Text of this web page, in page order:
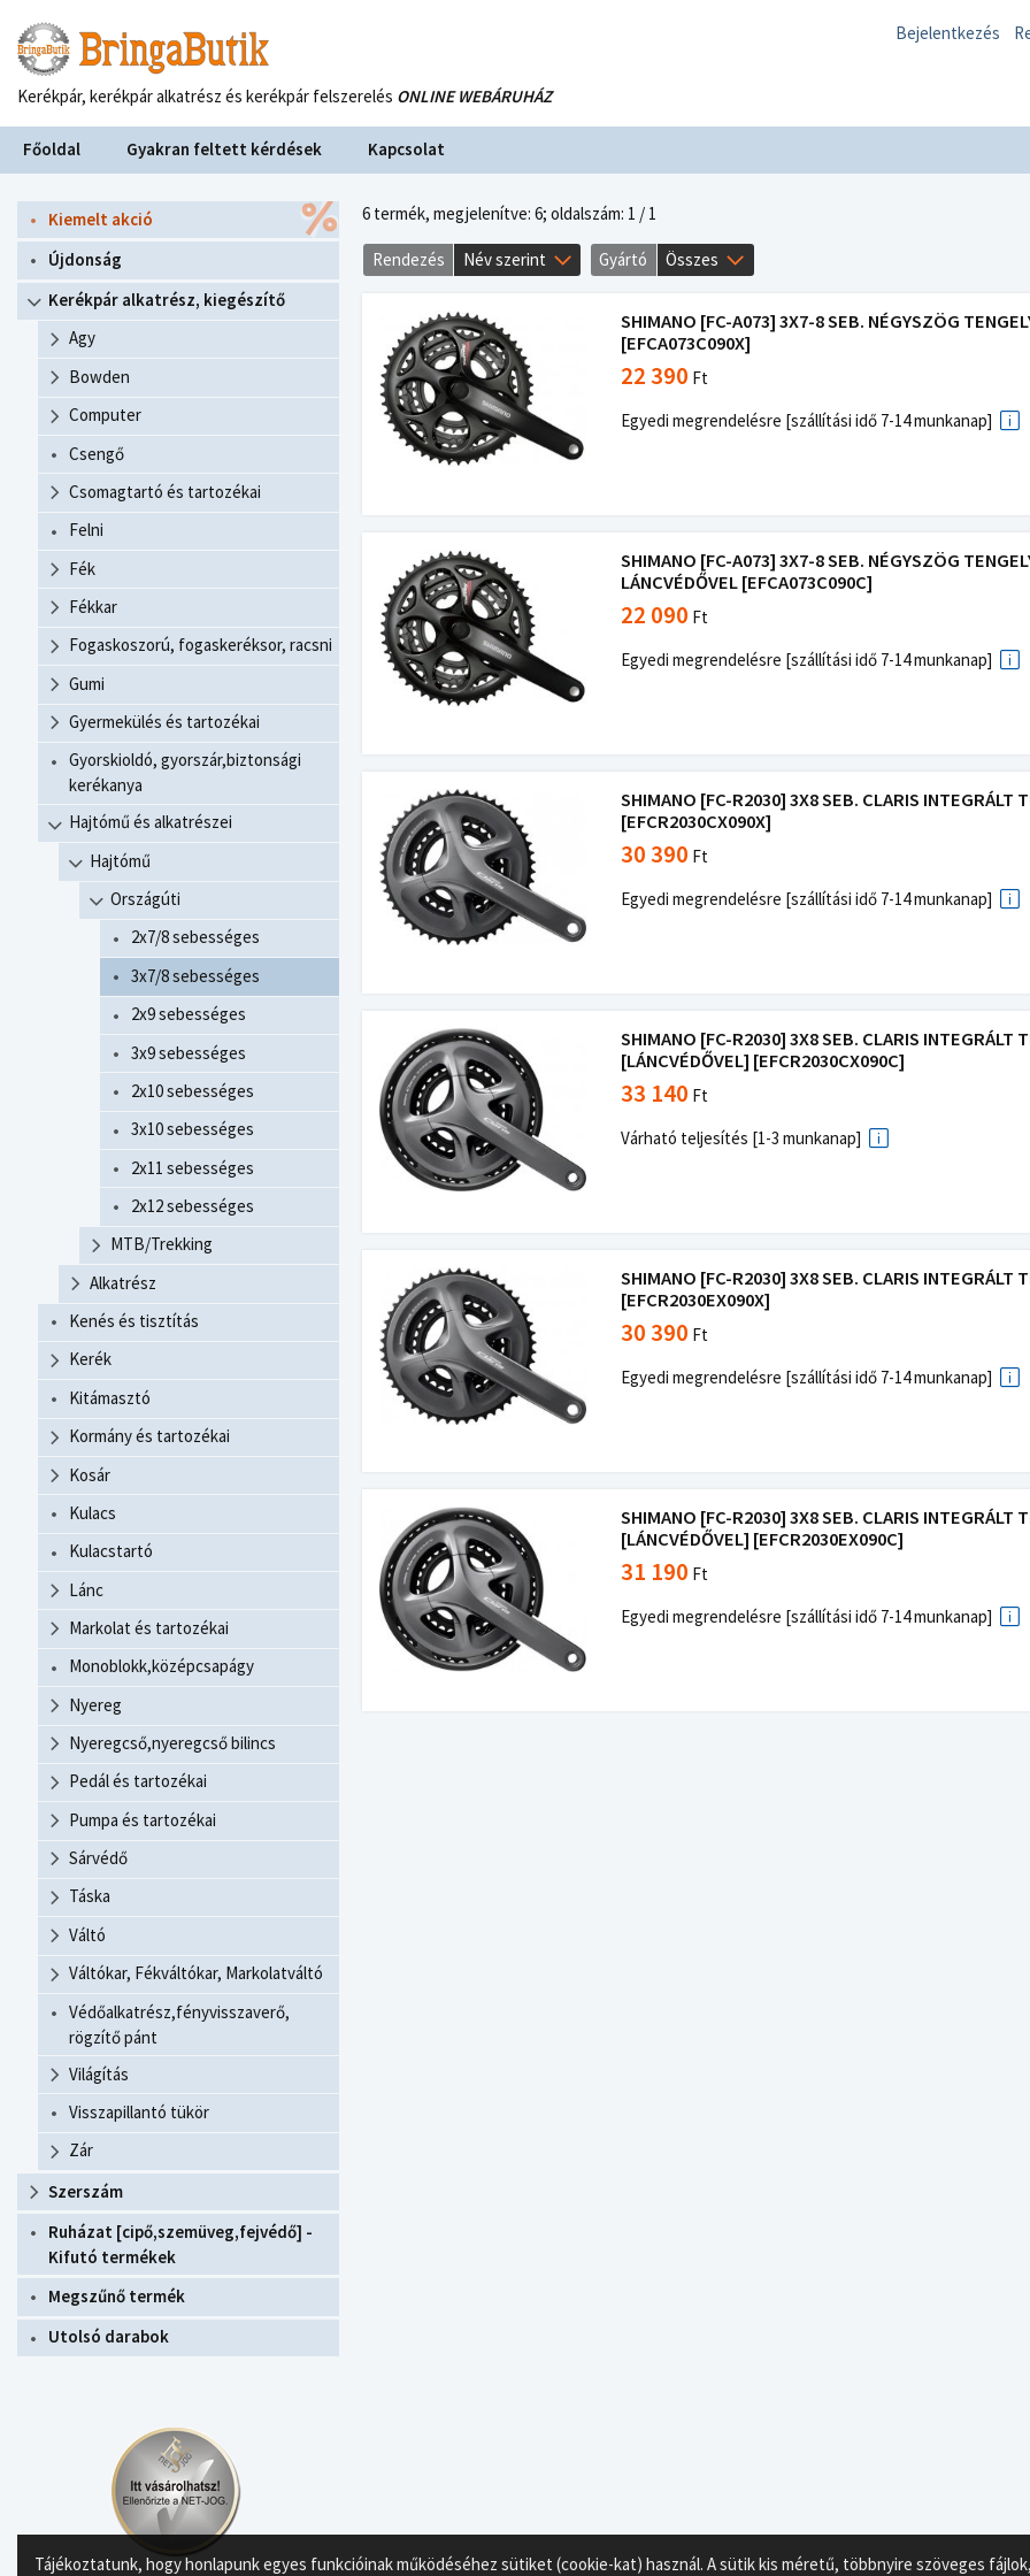
Bejelentkezés
Kerékpár, kerékpár alkatrész és kerékpár felszerelés ONLINE WEBÁRUHÁZ
Főoldal Gyakran feltett kérdések Kapcsolat
Kiemelt akció
Újdonság
Kerékpár alkatrész, kiegészítő
Agy
Bowden
Computer
Csengő
Csomagtartó és tartozékai
Felni
Fék
Fékkar
Fogaskoszorú, fogaskeréksor, racsni
Gumi
Gyermekülés és tartozékai
Gyorskioldó, gyorszár,biztonsági
kerékanya
Hajtómű és alkatrészei
Hajtómű
Országúti
2x7/8 sebességes
3x7/8 sebességes
2x9 sebességes
3x9 sebességes
2x10 sebességes
3x10 sebességes
2x11 sebességes
2x12 sebességes
MTB/Trekking
Alkatrész
Kenés és tisztítás
Kerék
Kitámasztó
Kormány és tartozékai
Kosár
Kulacs
Kulacstartó
Lánc
Markolat és tartozékai
Monoblokk,középcsapágy
Nyereg
Nyeregcső,nyeregcső bilincs
Pedál és tartozékai
Pumpa és tartozékai
Sárvédő
Táska
Váltó
Váltókar, Fékváltókar, Markolatváltó
Védőalkatrész,fényvisszaverő,
rögzítő pánt
Világítás
Visszapillantó tükör
Zár
Szerszám
Ruházat [cipő,szemüveg,fejvédő] -
Kifutó termékek
Megszűnő termék
Utolsó darabok
6 termék, megjelenítve: 6; oldalszám: 1 / 1
Rendezés Név szerint Gyártó Összes
SHIMANO [FC-A073] 3X7-8 SEB. NÉGYSZÖG
[EFCA073C090X]
22 390 Ft
Egyedi megrendelésre [szállítási idő 7-14 munkanap]
SHIMANO [FC-A073] 3X7-8 SEB. NÉGYSZÖG
LÁNCVÉDŐVEL [EFCA073C090C]
22 090 Ft
Egyedi megrendelésre [szállítási idő 7-14 munkanap]
SHIMANO [FC-R2030] 3X8 SEB. CLARIS
[EFCR2030CX090X]
30 390 Ft
Egyedi megrendelésre [szállítási idő 7-14 munkanap]
SHIMANO [FC-R2030] 3X8 SEB. CLARIS
[LÁNCVÉDŐVEL] [EFCR2030CX090C]
33 140 Ft
Várható teljesítés [1-3 munkanap]
SHIMANO [FC-R2030] 3X8 SEB. CLARIS
[EFCR2030EX090X]
30 390 Ft
Egyedi megrendelésre [szállítási idő 7-14 munkanap]
SHIMANO [FC-R2030] 3X8 SEB. CLARIS
[LÁNCVÉDŐVEL] [EFCR2030EX090C]
31 190 Ft
Egyedi megrendelésre [szállítási idő 7-14 munkanap]
Tájékoztatunk, hogy honlapunk egyes funkcióinak működéséhez sütiket (cookie-kat) használ. A sütik kis méretű, többnyire szöveges